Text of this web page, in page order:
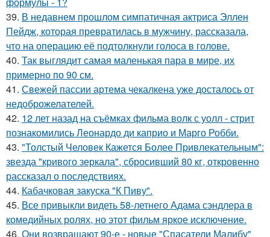
39. В недавнем прошлом симпатичная актриса Эллен
Пейдж, которая превратилась в мужчину, рассказала,
что на операцию её подтолкнули голоса в голове.
40. Так выглядит самая маленькая пара в мире, их
примерно по 90 см.
41. Свежей пассии артема чекалкена уже досталось от
недоброжелателей.
42. 12 лет назад на съёмках фильма волк с уолл - стрит
познакомились Леонардо ди каприо и Марго Робби.
43. "Толстый Человек Кажется Более Привлекательным":
звезда "кривого зеркала", сбросивший 80 кг, откровенно
рассказал о последствиях.
44. Кабачковая закуска "К Пиву".
45. Все привыкли видеть 58-летнего Адама сэндлера в
комедийных ролях, но этот фильм яркое исключение.
46. Они возвращают 90-е - новые "Спасатели Малибу"